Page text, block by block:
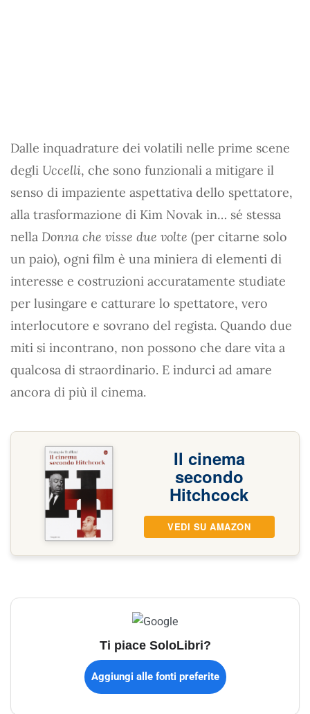
Dalle inquadrature dei volatili nelle prime scene
degli Uccelli, che sono funzionali a mitigare il
senso di impaziente aspettativa dello spettatore,
alla trasformazione di Kim Novak in… sé stessa
nella Donna che visse due volte (per citarne solo
un paio), ogni film è una miniera di elementi di
interesse e costruzioni accuratamente studiate
per lusingare e catturare lo spettatore, vero
interlocutore e sovrano del regista. Quando due
miti si incontrano, non possono che dare vita a
qualcosa di straordinario. E indurci ad amare
ancora di più il cinema.
Il cinema
secondo
Hitchcock
VEDI SU AMAZON
Ti piace SoloLibri?
Aggiungi alle fonti preferite